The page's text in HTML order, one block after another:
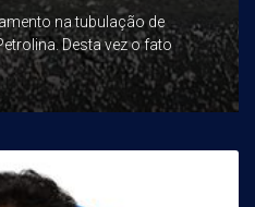
na tubulação de
Desta vez o fato